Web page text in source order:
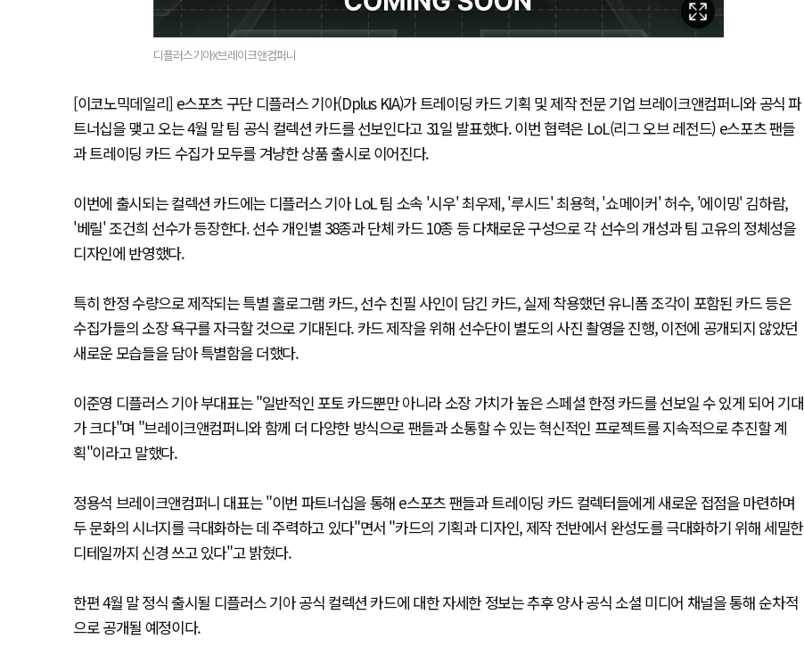
디플러스기아X브레이크앤컴퍼니
[이코노믹데일리] e스포츠 구단 디플러스 기아(Dplus KIA)가 트레이딩 카드 기획 및 제작 전문 기업 브레이크앤컴퍼니와 공식 파
트너십을 맺고 오는 4월 말 팀 공식 컬렉션 카드를 선보인다고 31일 발표했다. 이번 협력은 LoL(리그 오브 레전드) e스포츠 팬들
과 트레이딩 카드 수집가 모두를 겨냥한 상품 출시로 이어진다.
이번에 출시되는 컬렉션 카드에는 디플러스 기아 LoL 팀 소속 '시우' 최우제, '루시드' 최용혁, '쇼메이커' 허수, '에이밍' 김하람,
'베릴' 조건희 선수가 등장한다. 선수 개인별 38종과 단체 카드 10종 등 다채로운 구성으로 각 선수의 개성과 팀 고유의 정체성을
디자인에 반영했다.
특히 한정 수량으로 제작되는 특별 홀로그램 카드, 선수 친필 사인이 담긴 카드, 실제 착용했던 유니폼 조각이 포함된 카드 등은
수집가들의 소장 욕구를 자극할 것으로 기대된다. 카드 제작을 위해 선수단이 별도의 사진 촬영을 진행, 이전에 공개되지 않았던
새로운 모습들을 담아 특별함을 더했다.
이준영 디플러스 기아 부대표는 "일반적인 포토 카드뿐만 아니라 소장 가치가 높은 스페셜 한정 카드를 선보일 수 있게 되어 기대
가 크다"며 "브레이크앤컴퍼니와 함께 더 다양한 방식으로 팬들과 소통할 수 있는 혁신적인 프로젝트를 지속적으로 추진할 계
획"이라고 말했다.
정용석 브레이크앤컴퍼니 대표는 "이번 파트너십을 통해 e스포츠 팬들과 트레이딩 카드 컬렉터들에게 새로운 접점을 마련하며
두 문화의 시너지를 극대화하는 데 주력하고 있다"면서 "카드의 기획과 디자인, 제작 전반에서 완성도를 극대화하기 위해 세밀한
디테일까지 신경 쓰고 있다"고 밝혔다.
한편 4월 말 정식 출시될 디플러스 기아 공식 컬렉션 카드에 대한 자세한 정보는 추후 양사 공식 소셜 미디어 채널을 통해 순차적
으로 공개될 예정이다.